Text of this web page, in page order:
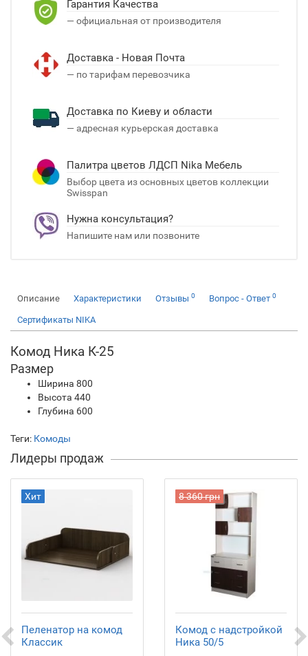
Гарантия Качества
— официальная от производителя
Доставка - Новая Почта
— по тарифам перевозчика
Доставка по Киеву и области
— адресная курьерская доставка
Палитра цветов ЛДСП Nika Мебель
Выбор цвета из основных цветов коллекции
Swisspan
Нужна консультация?
Напишите нам или позвоните
Описание Характеристики Отзывы 0 Вопрос - Ответ 0
Сертификаты NIKA
Комод Ника К-25
Размер
Ширина 800
Высота 440
Глубина 600
Теги: Комоды
Лидеры продаж
Хит
Пеленатор на комод
Классик
8 360 грн
Комод с надстройкой
Ника 50/5